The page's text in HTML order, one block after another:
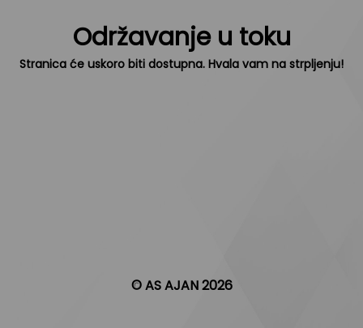
Održavanje u toku
Stranica će uskoro biti dostupna. Hvala vam na strpljenju!
© AS AJAN 2026